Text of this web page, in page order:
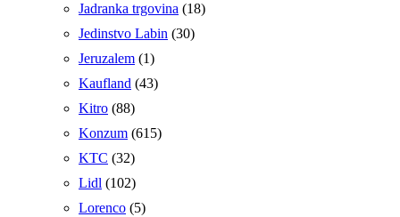
Jadranka trgovina (18)
Jedinstvo Labin (30)
Jeruzalem (1)
Kaufland (43)
Kitro (88)
Konzum (615)
KTC (32)
Lidl (102)
Lorenco (5)